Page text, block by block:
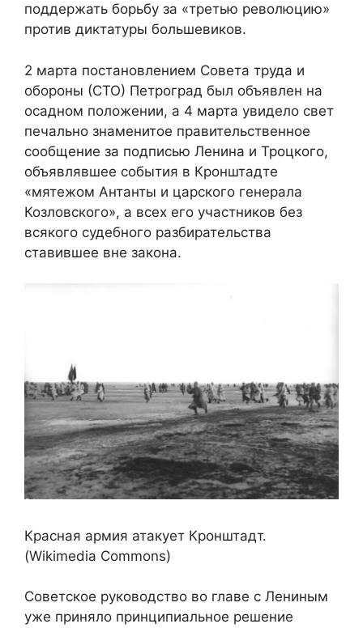
поддержать борьбу за «третью революцию»
против диктатуры большевиков.
2 марта постановлением Совета труда и
обороны (СТО) Петроград был объявлен на
осадном положении, а 4 марта увидело свет
печально знаменитое правительственное
сообщение за подписью Ленина и Троцкого,
объявлявшее события в Кронштадте
«мятежом Антанты и царского генерала
Козловского», а всех его участников без
всякого судебного разбирательства
ставившее вне закона.
Красная армия атакует Кронштадт.
(Wikimedia Commons)
Советское руководство во главе с Лениным
уже приняло принципиальное решение